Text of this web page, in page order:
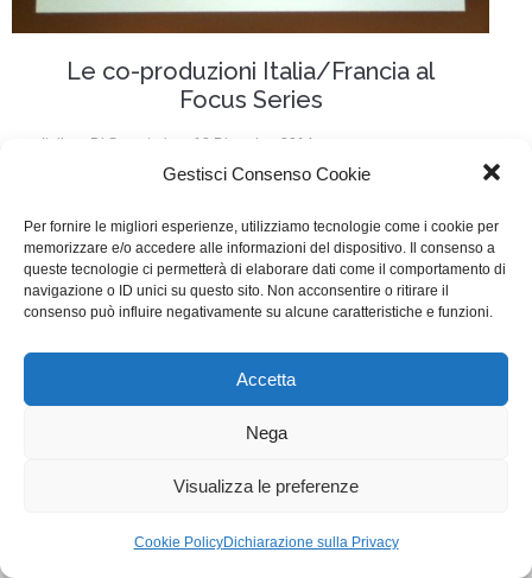
Gestisci Consenso Cookie
Per fornire le migliori esperienze, utilizziamo tecnologie come i cookie per
memorizzare e/o accedere alle informazioni del dispositivo. Il consenso a
queste tecnologie ci permetterà di elaborare dati come il comportamento di
navigazione o ID unici su questo sito. Non acconsentire o ritirare il
consenso può influire negativamente su alcune caratteristiche e funzioni.
Accetta
Nega
Visualizza le preferenze
Cookie PolicyDichiarazione sulla Privacy
Le co-produzioni Italia/Francia al
Focus Series
Italia Di Segreteria 18 Dicembre 2014
Lascia un commento
Il tema delle coproduzioni internazionali, torna venerdì
19, nella tavola rotonda di Fabrique con Adriano
Chiarelli.
WGI - Tutti i diritti riservati © 2021
segreteria@writersguilditalia.it
Concept: Annamaria De Paola - Realizzazione: